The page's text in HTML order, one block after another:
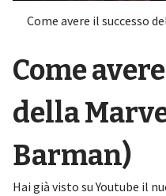
Come avere il successo
Come
della
Barman)
Hai già visto su Youtube il